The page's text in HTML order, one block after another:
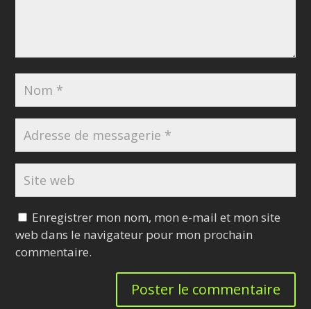
Enregistrer mon nom, mon e-mail et mon site
web dans le navigateur pour mon prochain
commentaire.